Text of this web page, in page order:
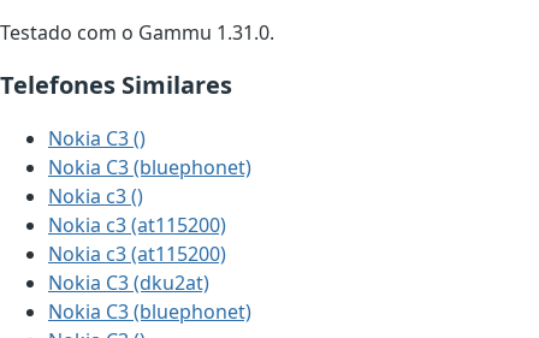
Testado com o Gammu 1.31.0.
Telefones Similares
Nokia C3 ()
Nokia C3 (bluephonet)
Nokia c3 ()
Nokia c3 (at115200)
Nokia c3 (at115200)
Nokia C3 (dku2at)
Nokia C3 (bluephonet)